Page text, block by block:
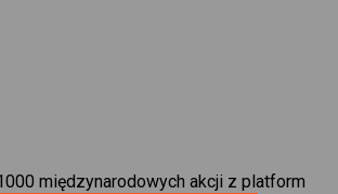
międzynarodowych akcji z platform